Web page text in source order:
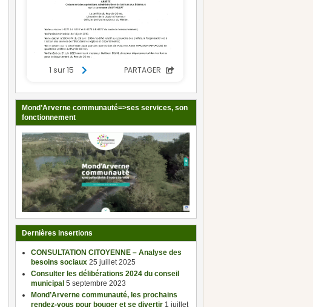
Mond’Arverne communauté=>ses services, son
fonctionnement
Dernières insertions
CONSULTATION CITOYENNE – Analyse des
besoins sociaux 25 juillet 2025
Consulter les délibérations 2024 du conseil
municipal 5 septembre 2023
Mond’Arverne communauté, les prochains
rendez-vous pour bouger et se divertir 1 juillet